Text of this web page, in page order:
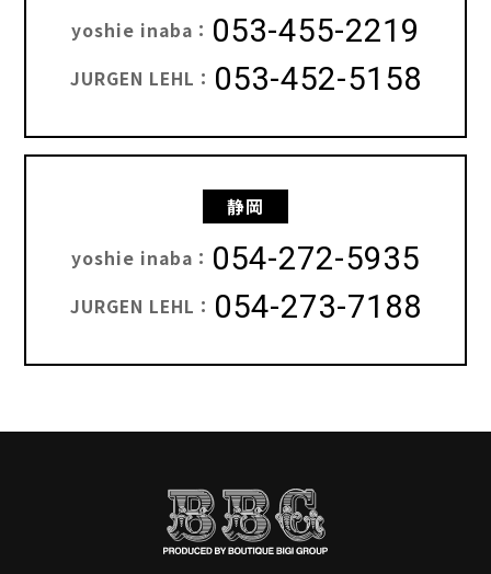
yoshie inaba： 053-455-2219
JURGEN LEHL： 053-452-5158
静岡
yoshie inaba： 054-272-5935
JURGEN LEHL： 054-273-7188